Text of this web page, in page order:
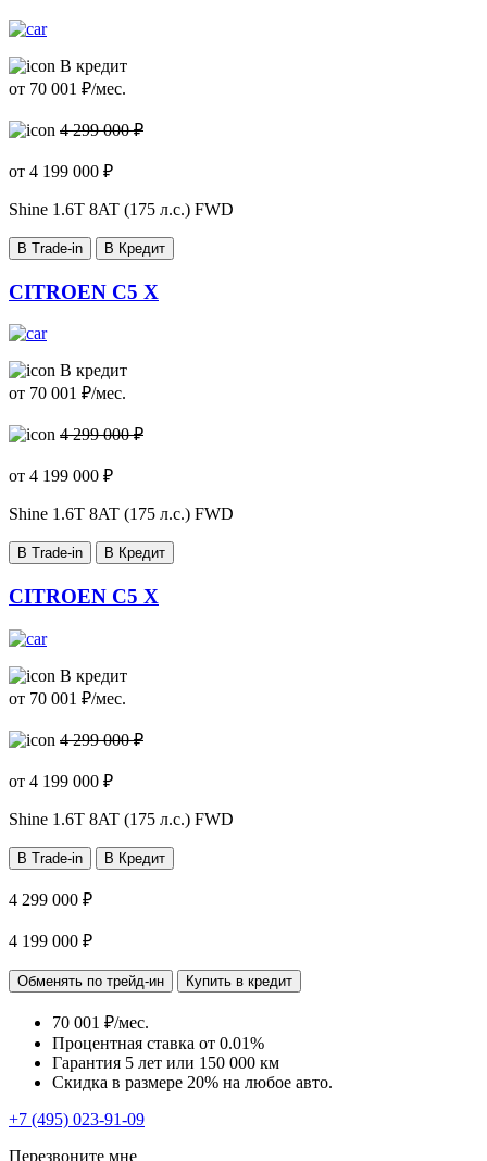
В кредит
от 70 001 ₽/мес.
4 299 000 ₽
от 4 199 000 ₽
Shine 1.6T 8AT (175 л.с.) FWD
В Trade-in В Кредит
CITROEN C5 X
В кредит
от 70 001 ₽/мес.
4 299 000 ₽
от 4 199 000 ₽
Shine 1.6T 8AT (175 л.с.) FWD
В Trade-in В Кредит
CITROEN C5 X
В кредит
от 70 001 ₽/мес.
4 299 000 ₽
от 4 199 000 ₽
Shine 1.6T 8AT (175 л.с.) FWD
В Trade-in В Кредит
4 299 000 ₽
4 199 000 ₽
Обменять по трейд-ин Купить в кредит
70 001 ₽/мес.
Процентная ставка от 0.01%
Гарантия 5 лет или 150 000 км
Скидка в размере 20% на любое авто.
+7 (495) 023-91-09
Перезвоните мне